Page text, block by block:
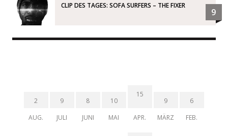
CLIP DES TAGES: SOFA SURFERS – THE FIXER
9
2
AUG.
9
JULI
8
JUNI
10
MAI
15
APR.
9
MÄRZ
6
FEB.